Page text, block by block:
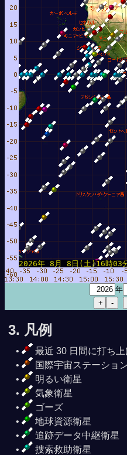
2026年 8月 8日(土)16時03
年
3. 凡例
最近 30 日間に打ち
国際宇宙ステーショ
明るい衛星
気象衛星
ゴーズ
地球資源衛星
追跡データ中継衛星
捜索救助衛星